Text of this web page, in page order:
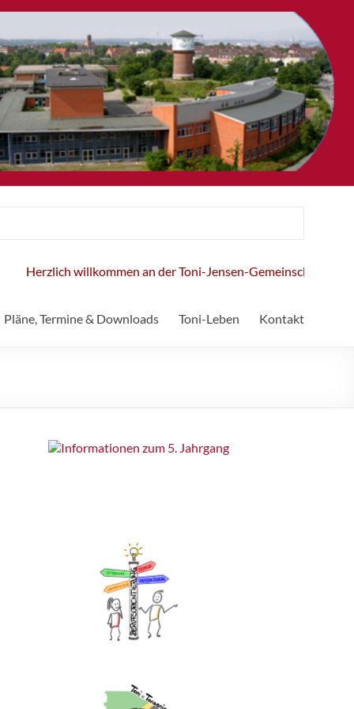
Herzlich willkommen an der Toni-Jensen-Gemeinschaftsschule!
Pläne, Termine & Downloads Toni-Leben Kontakt